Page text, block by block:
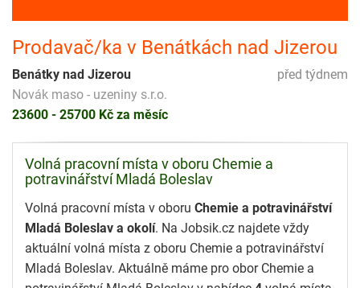
Prodavač/ka v Benátkách nad Jizerou
před týdnem
Benátky nad Jizerou
Novák maso - uzeniny s.r.o.
23600 - 25700 Kč za měsíc
Volná pracovní místa v oboru Chemie a
potravinářství Mladá Boleslav
Volná pracovní místa v oboru Chemie a potravinářství
Mladá Boleslav a okolí. Na Jobsik.cz najdete vždy
aktuální volná místa z oboru Chemie a potravinářství
Mladá Boleslav. Aktuálně máme pro obor Chemie a